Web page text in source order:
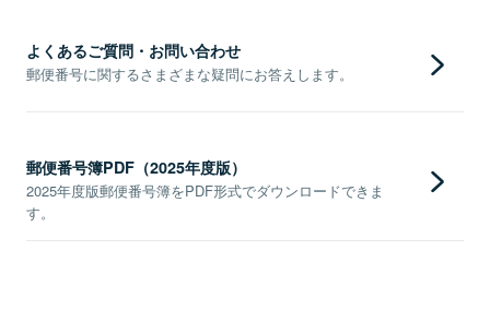
よくあるご質問・お問い合わせ
郵便番号に関するさまざまな疑問にお答えします。
郵便番号簿PDF（2025年度版）
2025年度版郵便番号簿をPDF形式でダウンロードできま
す。